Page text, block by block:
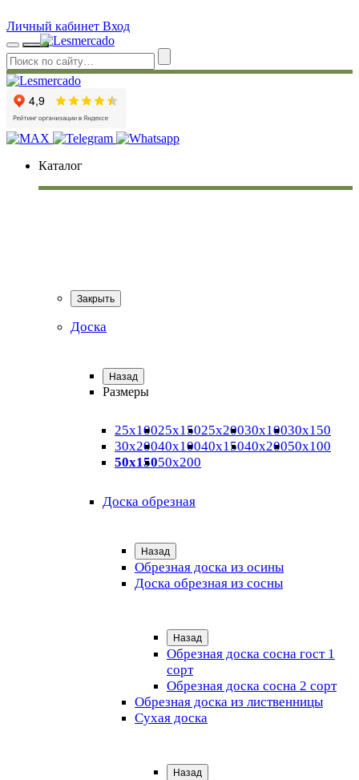
Личный кабинет Вход
Каталог
Закрыть
Доска
Назад
Размеры
25х10025х15025х20030х10030х150
30х20040х10040х15040х20050х100
50х15050х200
Доска обрезная
Назад
Обрезная доска из осины
Доска обрезная из сосны
Назад
Обрезная доска сосна гост 1
сорт
Обрезная доска сосна 2 сорт
Обрезная доска из лиственницы
Сухая доска
Назад